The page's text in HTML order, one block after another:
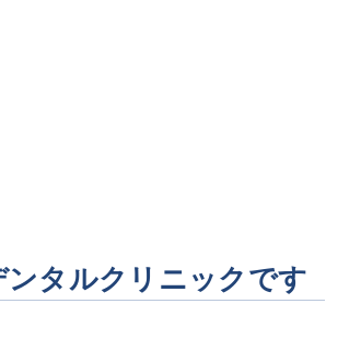
タルクリニックです